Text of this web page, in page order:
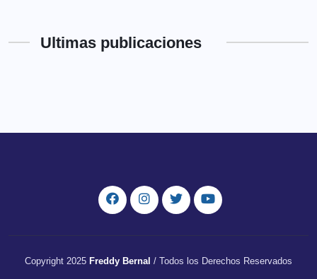
Ultimas publicaciones
Copyright 2025 Freddy Bernal / Todos los Derechos Reservados